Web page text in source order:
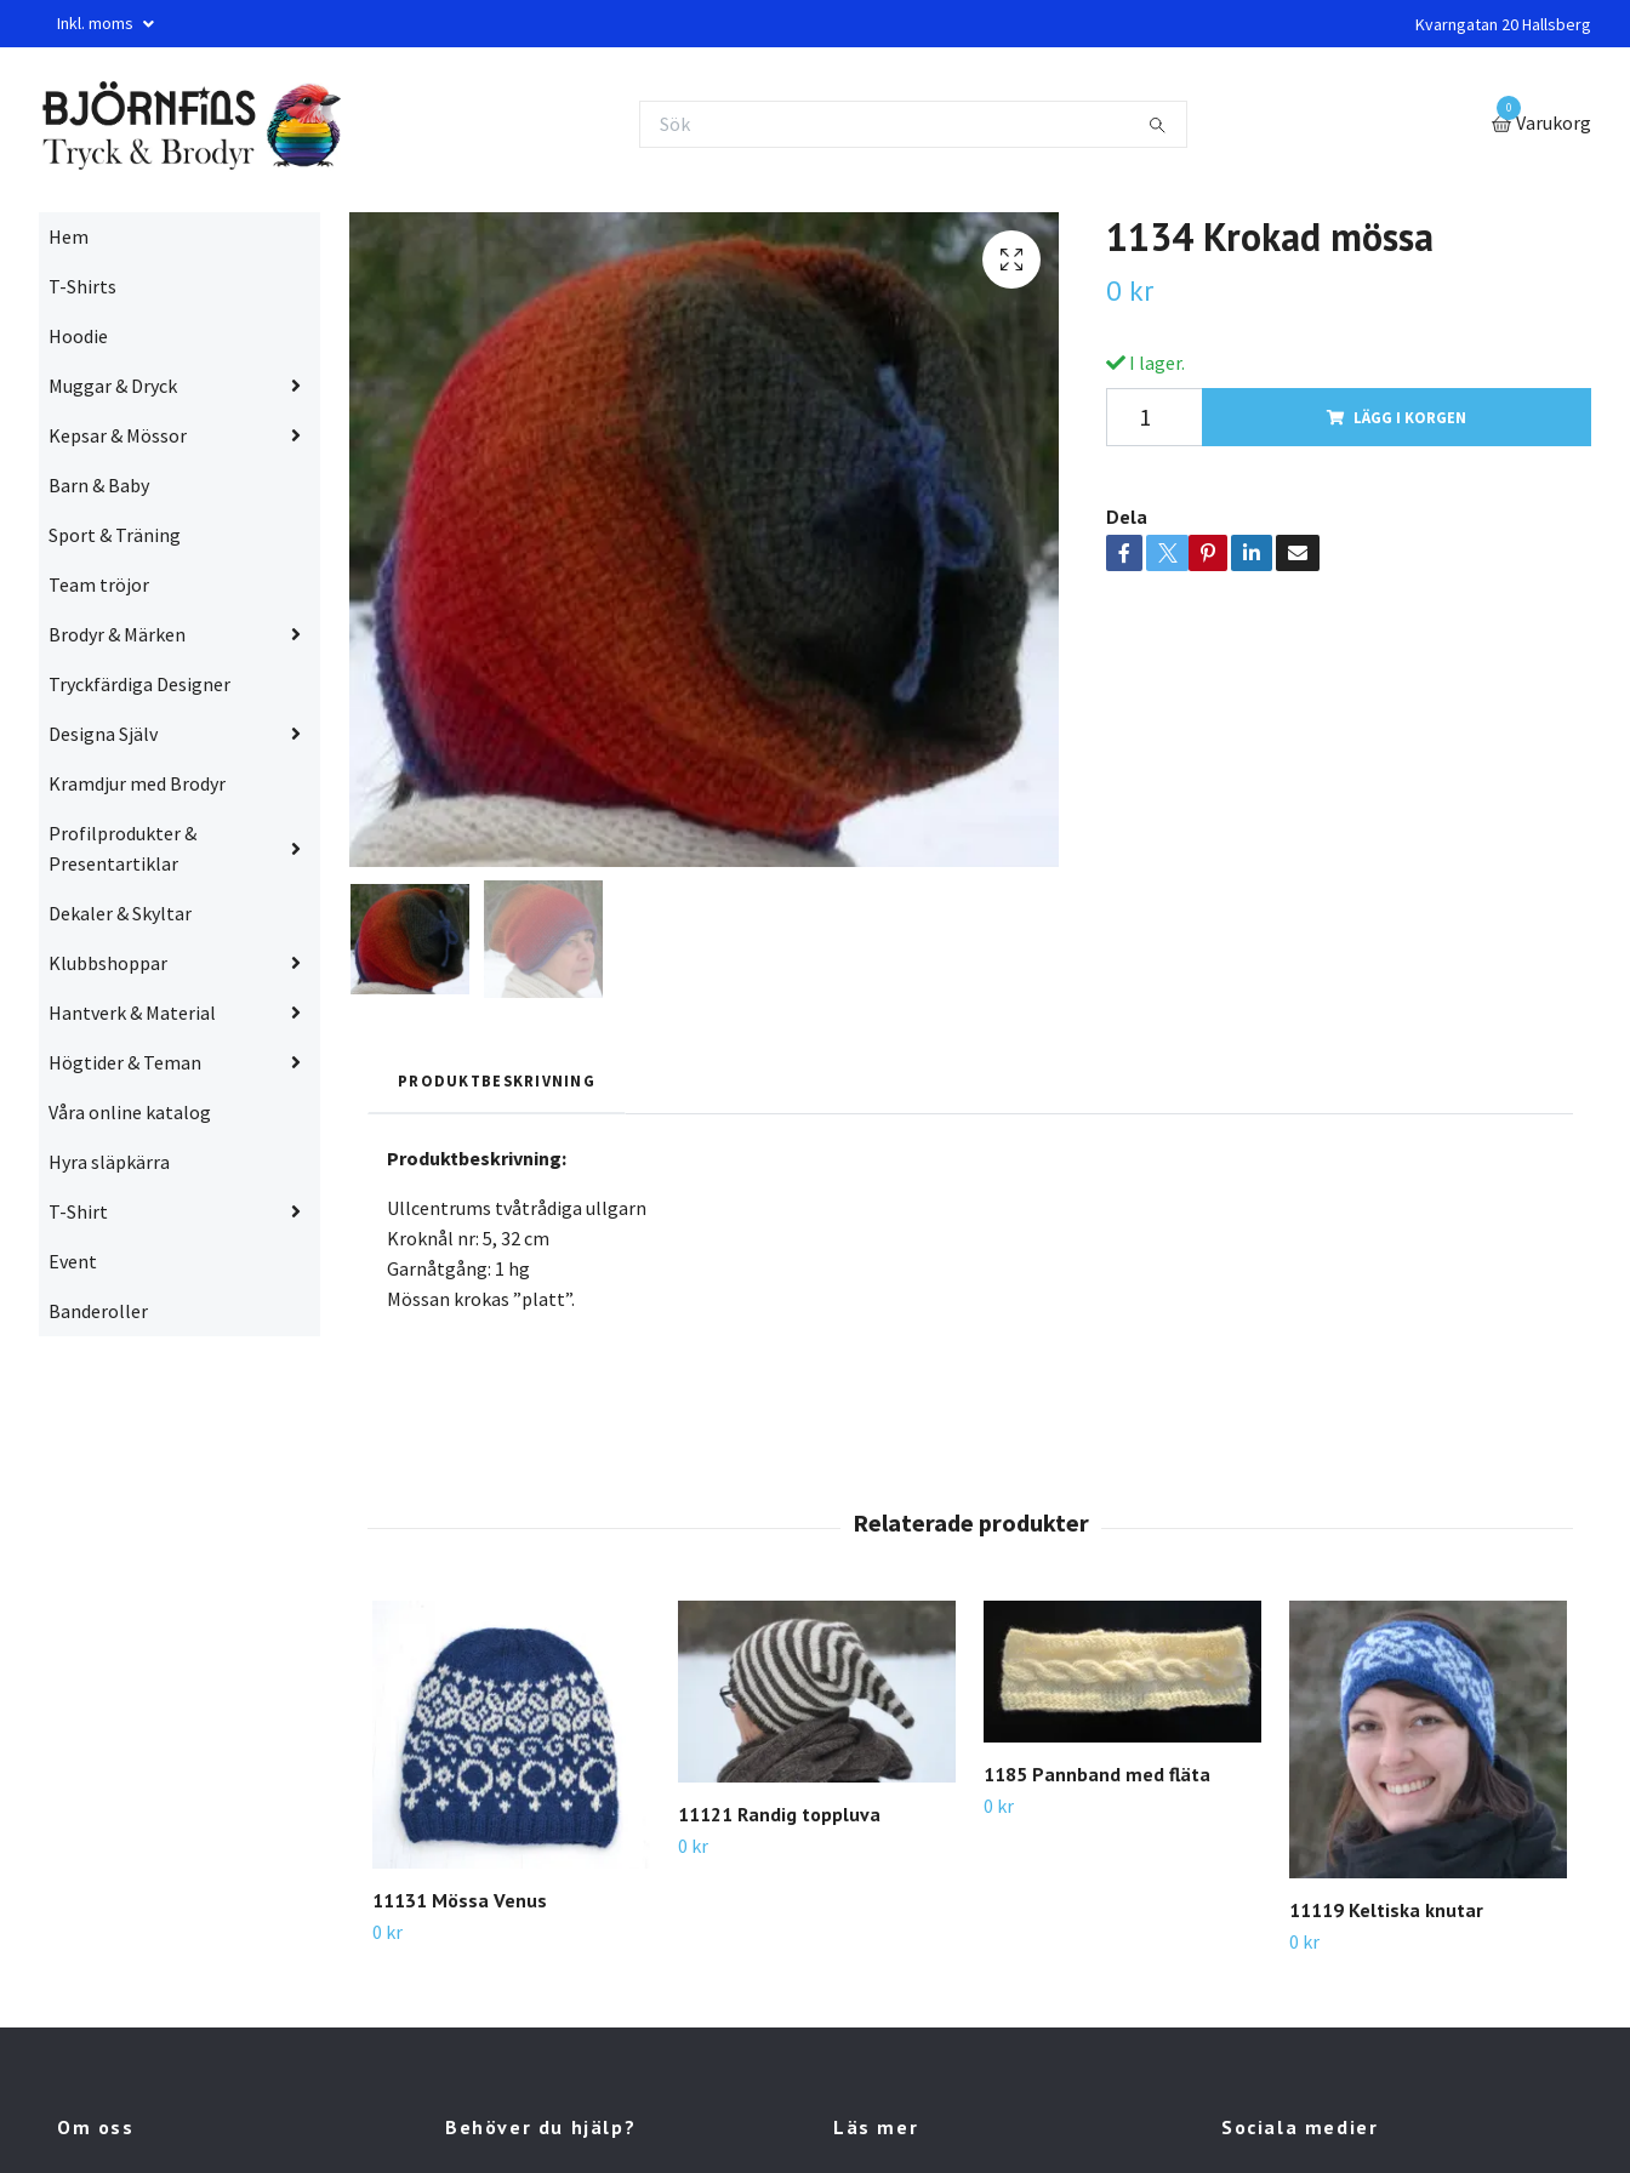
Inkl. moms Kvarngatan 20 Hallsberg
0
Varukorg
Hem
T-Shirts
Hoodie
Muggar & Dryck
Kepsar & Mössor
Barn & Baby
Sport & Träning
Team tröjor
Brodyr & Märken
Tryckfärdiga Designer
Designa Själv
Kramdjur med Brodyr
Profilprodukter &
Presentartiklar
Dekaler & Skyltar
Klubbshoppar
Hantverk & Material
Högtider & Teman
Våra online katalog
Hyra släpkärra
T-Shirt
Event
Banderoller
1134 Krokad mössa
0 kr
I lager.
LÄGG I KORGEN
Dela
PRODUKTBESKRIVNING
Produktbeskrivning:
Ullcentrums tvåtrådiga ullgarn
Kroknål nr: 5, 32 cm
Garnåtgång: 1 hg
Mössan krokas ”platt”.
11131 Mössa Venus
0 kr
11121 Randig toppluva
0 kr
1185 Pannband med fläta
0 kr
11119 Keltiska knutar
0 kr
Om oss Behöver du hjälp? Läs mer Sociala medier